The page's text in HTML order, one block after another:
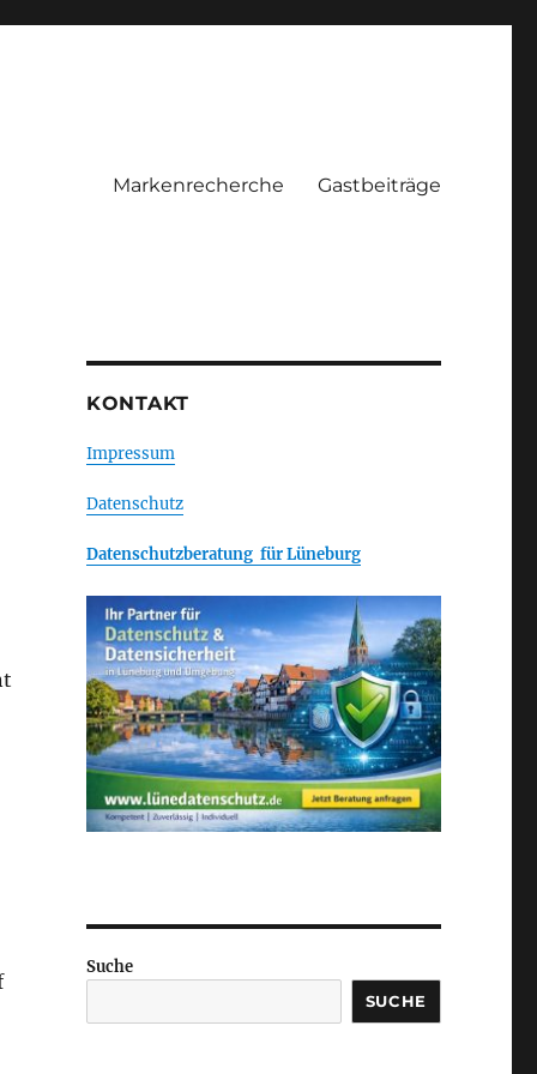
Markenrecherche Gastbeiträge
KONTAKT
Impressum
Datenschutz
Datenschutzberatung für Lüneburg
Suche
SUCHE